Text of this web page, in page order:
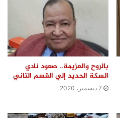
بالروح والعزيمة.. صعود نادي
السكة الحديد إلي القسم التاني
7 ديسمبر، 2020